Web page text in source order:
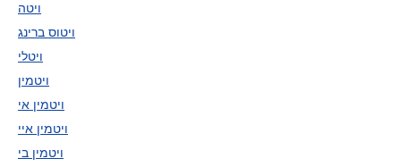
ויטה
ויטוס ברינג
ויטלי
ויטמין
ויטמין אי
ויטמין איי
ויטמין בי